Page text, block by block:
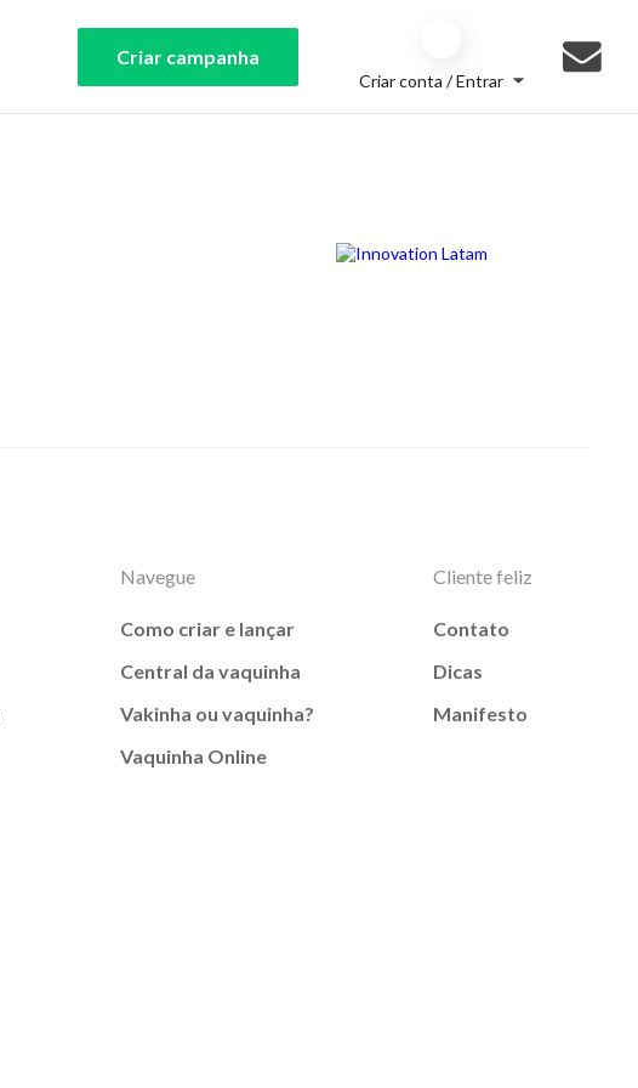
Criar campanha
Criar conta / Entrar
Navegue
Como criar e lançar
Central da vaquinha
Vakinha ou vaquinha?
Vaquinha Online
Cliente feliz
Contato
Dicas
Manifesto